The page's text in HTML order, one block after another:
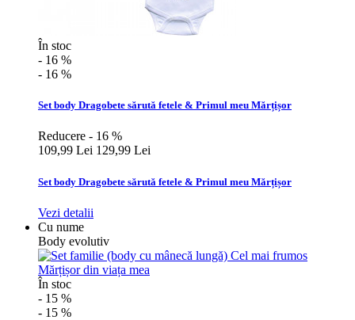
În stoc
- 16 %
- 16 %
Set body Dragobete sărută fetele & Primul meu Mărțișor
Reducere - 16 %
109,99 Lei 129,99 Lei
Set body Dragobete sărută fetele & Primul meu Mărțișor
Vezi detalii
Cu nume
Body evolutiv
În stoc
- 15 %
- 15 %